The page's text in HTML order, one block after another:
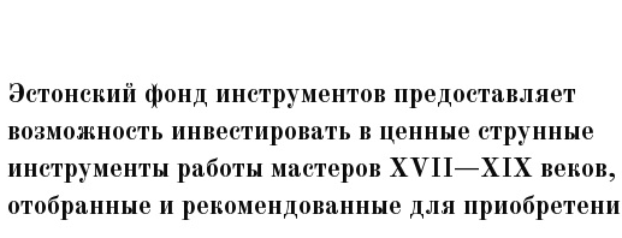
Эстонский фонд инструментов предоставляет
возможность инвестировать в ценные струнные
инструменты работы мастеров XVII—XIXвеков,
отобранные и рекомендованные для